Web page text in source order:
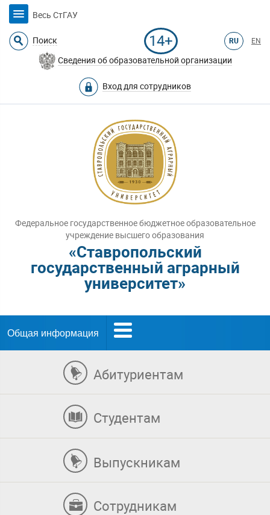
Весь СтГАУ
Поиск 14+ RU EN
Сведения об образовательной организации
Вход для сотрудников
Федеральное государственное бюджетное образовательное
учреждение высшего образования
«Ставропольский
государственный аграрный
университет»
Общая информация
Абитуриентам
Студентам
Выпускникам
Сотрудникам